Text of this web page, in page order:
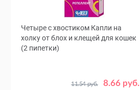
Четыре с хвостиком Капли на
холку от блох и клещей для кошек
(2 пипетки)
8.66 руб.
11.54 руб.